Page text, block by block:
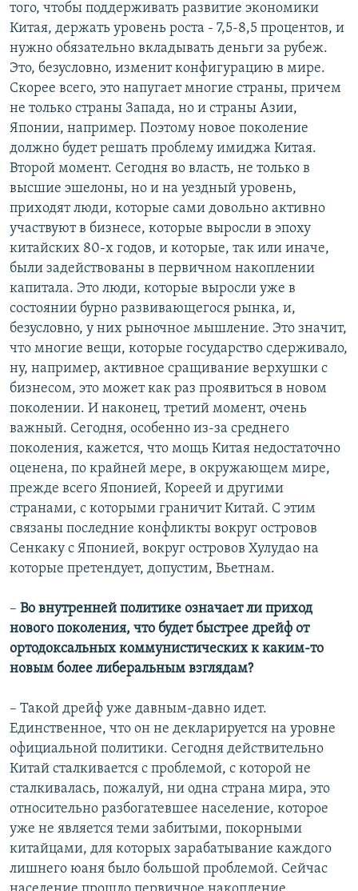
того, чтобы поддерживать развитие экономики
Китая, держать уровень роста - 7,5-8,5 процентов, и
нужно обязательно вкладывать деньги за рубеж.
Это, безусловно, изменит конфигурацию в мире.
Скорее всего, это напугает многие страны, причем
не только страны Запада, но и страны Азии,
Японии, например. Поэтому новое поколение
должно будет решать проблему имиджа Китая.
Второй момент. Сегодня во власть, не только в
высшие эшелоны, но и на уездный уровень,
приходят люди, которые сами довольно активно
участвуют в бизнесе, которые выросли в эпоху
китайских 80-х годов, и которые, так или иначе,
были задействованы в первичном накоплении
капитала. Это люди, которые выросли уже в
состоянии бурно развивающегося рынка, и,
безусловно, у них рыночное мышление. Это значит,
что многие вещи, которые государство сдерживало,
ну, например, активное сращивание верхушки с
бизнесом, это может как раз проявиться в новом
поколении. И наконец, третий момент, очень
важный. Сегодня, особенно из-за среднего
поколения, кажется, что мощь Китая недостаточно
оценена, по крайней мере, в окружающем мире,
прежде всего Японией, Кореей и другими
странами, с которыми граничит Китай. С этим
связаны последние конфликты вокруг островов
Сенкаку с Японией, вокруг островов Хулудао на
которые претендует, допустим, Вьетнам.
– Во внутренней политике означает ли приход
нового поколения, что будет быстрее дрейф от
ортодоксальных коммунистических к каким-то
новым более либеральным взглядам?
– Такой дрейф уже давным-давно идет.
Единственное, что он не декларируется на уровне
официальной политики. Сегодня действительно
Китай сталкивается с проблемой, с которой не
сталкивалась, пожалуй, ни одна страна мира, это
относительно разбогатевшее население, которое
уже не является теми забитыми, покорными
китайцами, для которых зарабатывание каждого
лишнего юаня было большой проблемой. Сейчас